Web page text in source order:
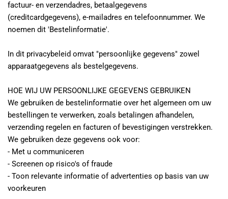
factuur- en verzendadres, betaalgegevens
(creditcardgegevens), e-mailadres en telefoonnummer. We
noemen dit 'Bestelinformatie'.
In dit privacybeleid omvat "persoonlijke gegevens" zowel
apparaatgegevens als bestelgegevens.
HOE WIJ UW PERSOONLIJKE GEGEVENS GEBRUIKEN
We gebruiken de bestelinformatie over het algemeen om uw
bestellingen te verwerken, zoals betalingen afhandelen,
verzending regelen en facturen of bevestigingen verstrekken.
We gebruiken deze gegevens ook voor:
- Met u communiceren
- Screenen op risico's of fraude
- Toon relevante informatie of advertenties op basis van uw
voorkeuren